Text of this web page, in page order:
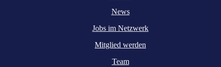
News
Jobs im Netzwerk
Mitglied werden
Team